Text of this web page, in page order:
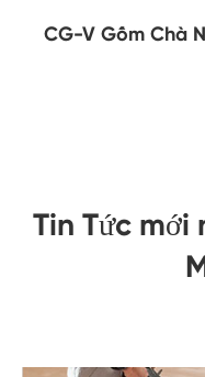
CG-V Gốm Chà
Tin Tức mới